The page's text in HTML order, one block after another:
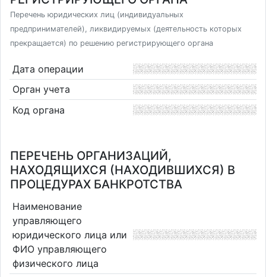
Перечень юридических лиц (индивидуальных
предпринимателей), ликвидируемых (деятельность которых
прекращается) по решению регистрирующего органа
Дата операции
Орган учета
Код органа
ПЕРЕЧЕНЬ ОРГАНИЗАЦИЙ,
НАХОДЯЩИХСЯ (НАХОДИВШИХСЯ) В
ПРОЦЕДУРАХ БАНКРОТСТВА
Наименование
управляющего
юридического лица или
ФИО управляющего
физического лица